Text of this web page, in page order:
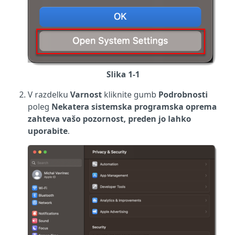
Slika 1-1
V razdelku Varnost kliknite gumb Podrobnosti
poleg Nekatera sistemska programska oprema
zahteva vašo pozornost, preden jo lahko
uporabite.